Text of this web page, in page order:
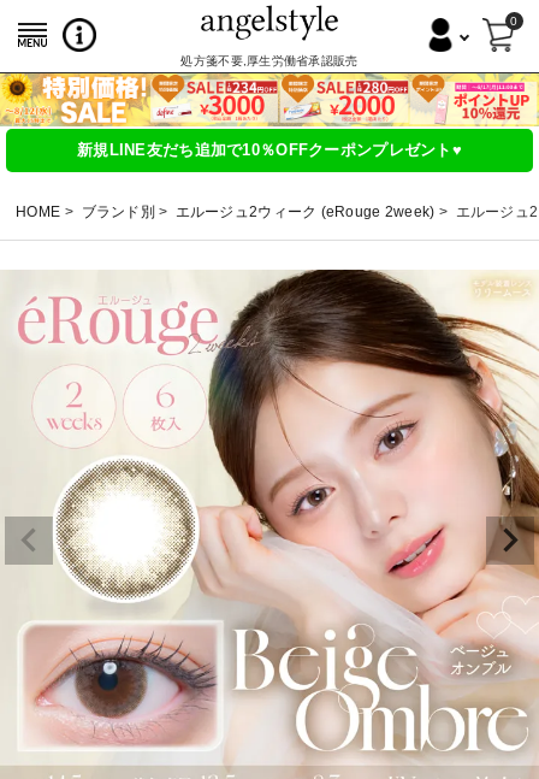
処方箋不要,厚生労働省承認販売
0
新規LINE友だち追加で10％OFFクーポンプレゼント♥
HOME ブランド別 エルージュ2ウィーク (eRouge 2week) エルージュ